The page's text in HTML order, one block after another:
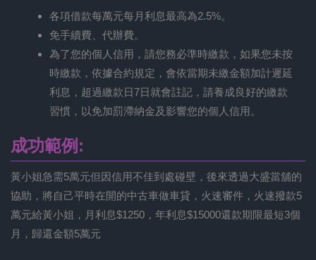
各項借款每萬元每月利息最高為2.5%。
免手續費、代辦費。
為了您的個人信用，請您務必準時繳款，如果您未按
時繳款，依據合約規定，會依當期未繳金額加計遲延
利息，超過繳款日7日就會註記，請養成良好的繳款
習慣，以免加罰滯納金及影響您的個人信用。
成功範例:
黃小姐急需5萬元但因信用不佳到處碰壁，後來透過大盛當舖的
協助，將自己平時在開的中古車做車貸，火速審件，火速撥款5
萬元給黃小姐，月利息$1250，年利息$15000還款期限最短3個
月，歸還金額5萬元